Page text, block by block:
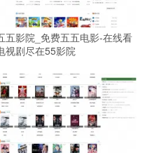
五影院_免费五五电影-在线看
视剧尽在55影院